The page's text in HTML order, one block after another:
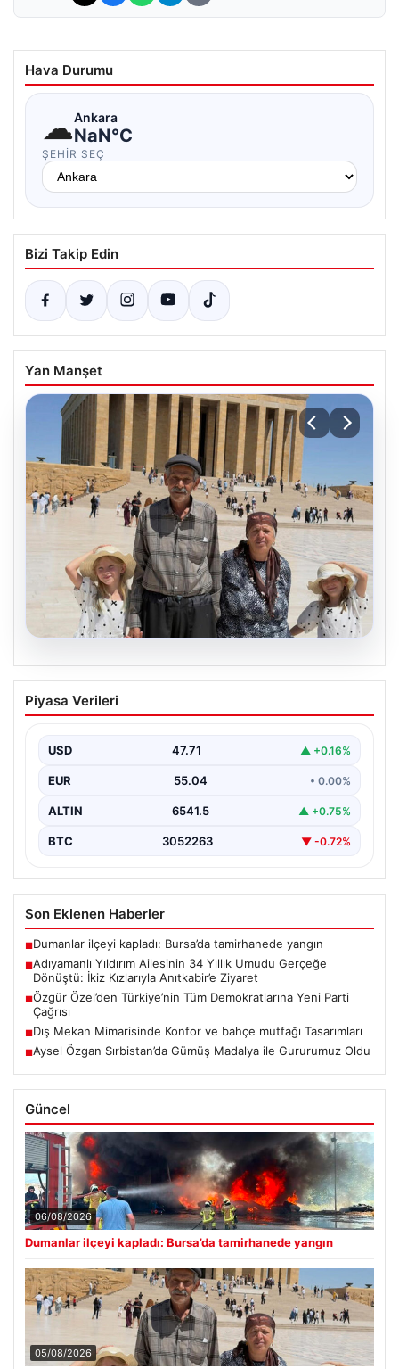
Hava Durumu
☁Ankara
NaN°C
ŞEHIR SEÇ
Bizi Takip Edin
Yan Manşet
05.08.2026
Adıyamanlı Yıldırım Ailesinin 34 Yıllık
Umudu Gerçeğe Dönüştü: İkiz Kızlarıyla
Adıyaman'da yaşayan Abuzer (71) ve Zeynep Yıldırım
Piyasa Verileri
USD 47.71 ▲ +0.16%
EUR 55.04 • 0.00%
ALTIN 6541.5 ▲ +0.75%
BTC 3052263 ▼ -0.72%
Son Eklenen Haberler
■Dumanlar ilçeyi kapladı: Bursa’da tamirhanede yangın
■Adıyamanlı Yıldırım Ailesinin 34 Yıllık Umudu Gerçeğe
Dönüştü: İkiz Kızlarıyla Anıtkabir’e Ziyaret
■Özgür Özel’den Türkiye’nin Tüm Demokratlarına Yeni Parti
Çağrısı
■Dış Mekan Mimarisinde Konfor ve bahçe mutfağı Tasarımları
■Aysel Özgan Sırbistan’da Gümüş Madalya ile Gururumuz Oldu
Güncel
06/08/2026
Dumanlar ilçeyi kapladı: Bursa’da tamirhanede yangın
05/08/2026